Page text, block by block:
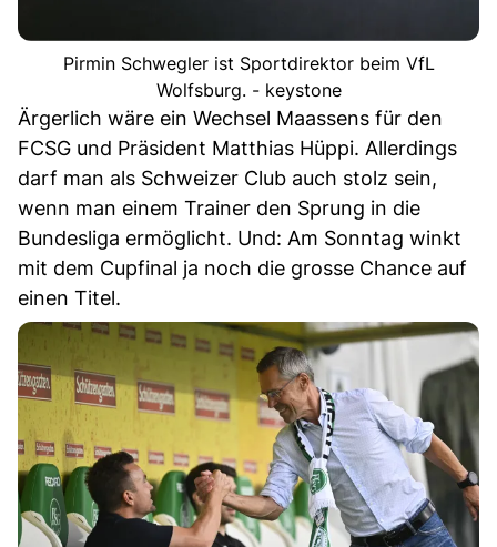
Pirmin Schwegler ist Sportdirektor beim VfL
Wolfsburg. - keystone
Ärgerlich wäre ein Wechsel Maassens für den
FCSG und Präsident Matthias Hüppi. Allerdings
darf man als Schweizer Club auch stolz sein,
wenn man einem Trainer den Sprung in die
Bundesliga ermöglicht. Und: Am Sonntag winkt
mit dem Cupfinal ja noch die grosse Chance auf
einen Titel.